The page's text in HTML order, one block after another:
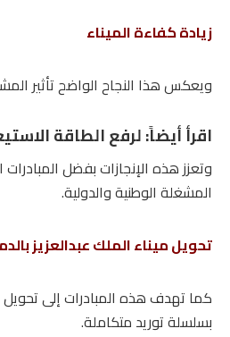
زيادة كفاءة الميناء
ويعكس هذا النجاح الواضح تأثير
اقرأ أيضاً:لرفع الطاقة
وتعزز هذه الإنجازات بفضل
المشغلة الوطنية والدولية.
تحويل ميناء الملك عبدالعزيز
كما تهدف هذه المبادرات إلى تحويل
بسلسلة توريد متكاملة.